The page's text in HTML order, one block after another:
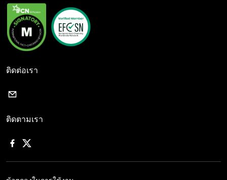
ติดต่อเรา
ติดตามเรา